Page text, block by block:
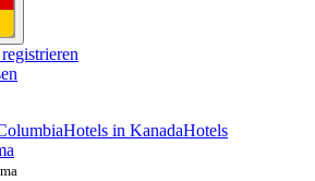
Hotels in KanadaHotels